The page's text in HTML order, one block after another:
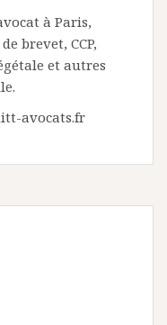
à Paris,
brevet, CCP,
et autres
avocats.fr